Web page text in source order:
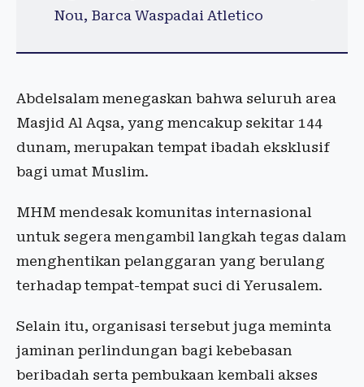
Nou, Barca Waspadai Atletico
Abdelsalam menegaskan bahwa seluruh area
Masjid Al Aqsa, yang mencakup sekitar 144
dunam, merupakan tempat ibadah eksklusif
bagi umat Muslim.
MHM mendesak komunitas internasional
untuk segera mengambil langkah tegas dalam
menghentikan pelanggaran yang berulang
terhadap tempat-tempat suci di Yerusalem.
Selain itu, organisasi tersebut juga meminta
jaminan perlindungan bagi kebebasan
beribadah serta pembukaan kembali akses